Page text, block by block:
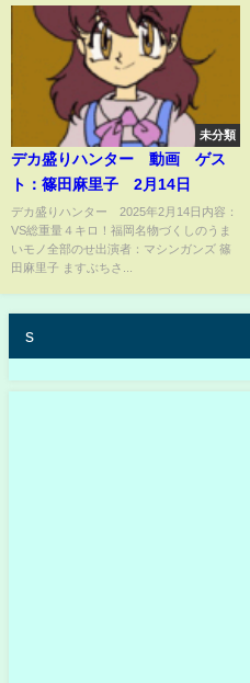
未分類
デカ盛りハンター 動画 ゲス
ト：篠田麻里子 2月14日
デカ盛りハンター 2025年2月14日内容：
VS総重量４キロ！福岡名物づくしのうま
いモノ全部のせ出演者：マシンガンズ 篠
田麻里子 ますぶちさ...
s